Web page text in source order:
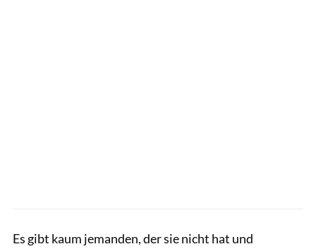
Es gibt kaum jemanden, der sie nicht hat und